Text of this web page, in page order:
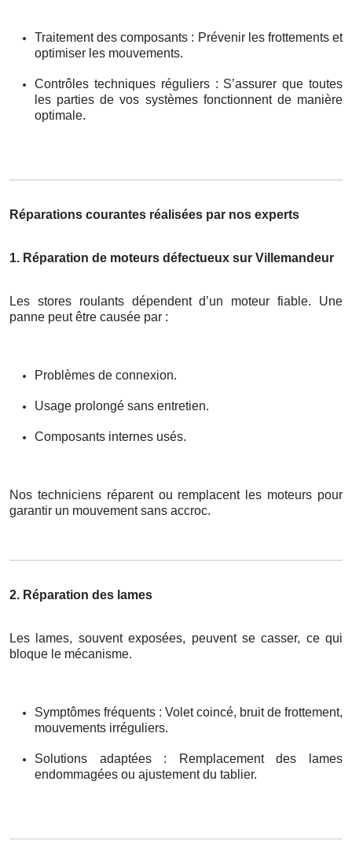
Traitement des composants : Prévenir les frottements et
optimiser les mouvements.
Contrôles techniques réguliers : S’assurer que toutes
les parties de vos systèmes fonctionnent de manière
optimale.
Réparations courantes réalisées par nos experts
1. Réparation de moteurs défectueux sur Villemandeur
Les stores roulants dépendent d’un moteur fiable. Une
panne peut être causée par :
Problèmes de connexion.
Usage prolongé sans entretien.
Composants internes usés.
Nos techniciens réparent ou remplacent les moteurs pour
garantir un mouvement sans accroc.
2. Réparation des lames
Les lames, souvent exposées, peuvent se casser, ce qui
bloque le mécanisme.
Symptômes fréquents : Volet coincé, bruit de frottement,
mouvements irréguliers.
Solutions adaptées : Remplacement des lames
endommagées ou ajustement du tablier.